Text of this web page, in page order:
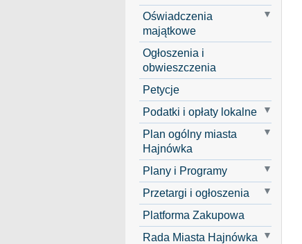
Oświadczenia
majątkowe
Ogłoszenia i
obwieszczenia
Petycje
Podatki i opłaty lokalne
Plan ogólny miasta
Hajnówka
Plany i Programy
Przetargi i ogłoszenia
Platforma Zakupowa
Rada Miasta Hajnówka